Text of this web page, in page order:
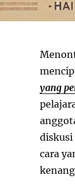
yang
diskusi
cara